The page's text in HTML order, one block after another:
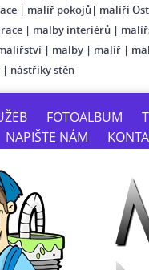
| malíř pokojů| malíři
| malby interiérů|
| malby | malíř |
| nástřiky stěn
FOTOALBUM
NAPIŠTE NÁM